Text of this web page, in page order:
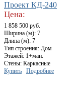
Проект КД-240
Цена:
1 858 500 руб.
Ширина (м): 7
Длина (м): 7
Тип строения: Дом
Этажей: 1+ман.
Стены: Каркасные
Купить
Подробнее